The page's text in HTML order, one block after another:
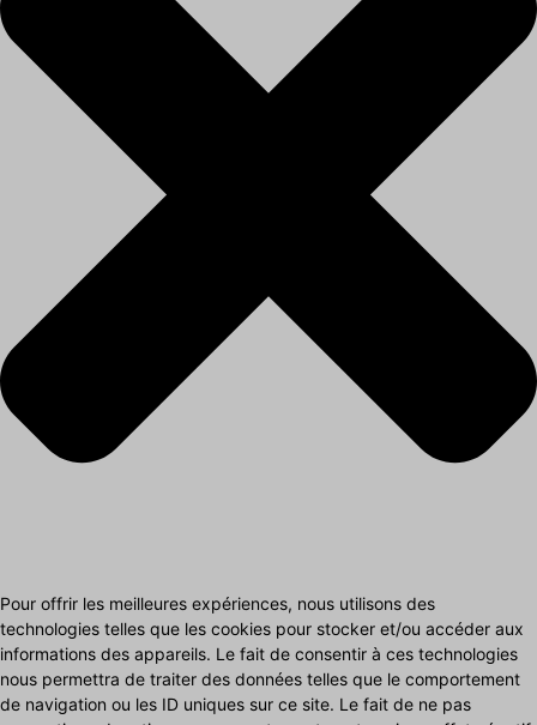
Pour offrir les meilleures expériences, nous utilisons des
technologies telles que les cookies pour stocker et/ou accéder aux
informations des appareils. Le fait de consentir à ces technologies
nous permettra de traiter des données telles que le comportement
de navigation ou les ID uniques sur ce site. Le fait de ne pas